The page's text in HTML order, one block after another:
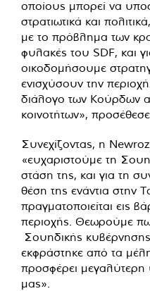
οποίους μπορεί να
στρατιωτικά και
με το πρόβλημα των
φυλακές του SDF, και
οικοδομήσουμε
ενισχύσουν την
διάλογο των Κούρδων
κοινοτήτων», προσέθεσε.
Συνεχίζοντας, η
«ευχαριστούμε τη
στάση της, και για τη
θέση της ενάντια στην
πραγματοποιείται εις
περιοχής. Θεωρούμε
Σουηδικής
εκφράστηκε από τα
προσφέρει μεγαλύτερη
μας».